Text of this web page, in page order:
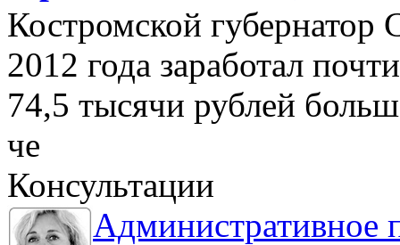
Костромской губернатор
2012 года заработал
74,5 тысячи рублей
че
Консультации
Административное